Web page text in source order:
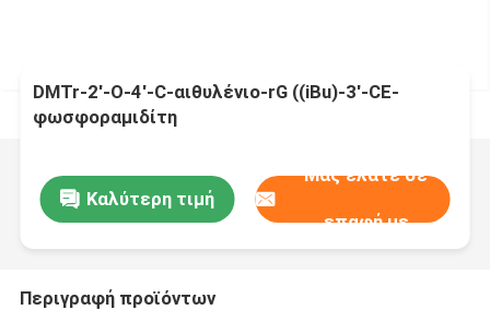
DMTr-2'-O-4'-C-αιθυλένιο-rG ((iBu)-3'-CE-
φωσφοραμιδίτη
Καλύτερη τιμή
Μας ελάτε σε
επαφή με
Περιγραφή προϊόντων